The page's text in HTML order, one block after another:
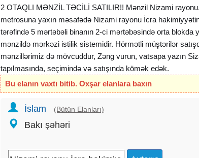
2 OTAQLI MƏNZİL TƏCİLİ SATILIR!! Mənzil Nizami
metrosuna yaxın məsafədə Nizami rayonu İcra
tərəfində 5 mərtəbəli binanın 2-ci mərtəbəsində orta blokda
mənzildə mərkəzi istilik sistemidir. Hörmətli müştərilər
mənzillərimiz də mövcuddur, Zəng vurun, vatsapa yazın
tapılmasında, seçimində və satışında kömək edək.
Bu elanın vaxtı bitib. Oxşar elanlara baxın
İslam (Bütün Elanları)
Bakı şəhəri